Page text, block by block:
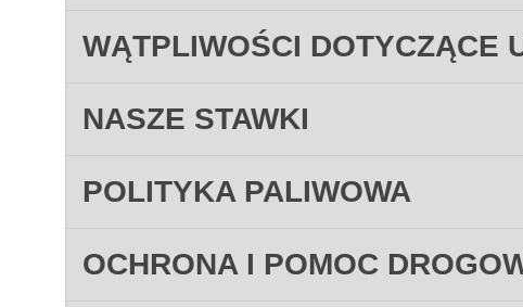
WĄTPLIWOŚCI DOTYCZĄCE
NASZE STAWKI
POLITYKA PALIWOWA
OCHRONA I POMOC